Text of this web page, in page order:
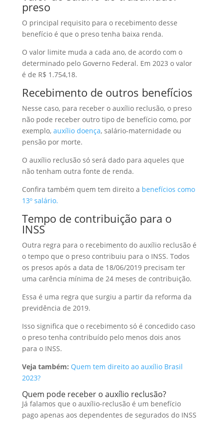
preso
O principal requisito para o recebimento desse
benefício é que o preso tenha baixa renda.
O valor limite muda a cada ano, de acordo com o
determinado pelo Governo Federal. Em 2023 o valor
é de R$ 1.754,18.
Recebimento de outros benefícios
Nesse caso, para receber o auxílio reclusão, o preso
não pode receber outro tipo de benefício como, por
exemplo, auxílio doença, salário-maternidade ou
pensão por morte.
O auxílio reclusão só será dado para aqueles que
não tenham outra fonte de renda.
Confira também quem tem direito a benefícios como
13º salário.
Tempo de contribuição para o
INSS
Outra regra para o recebimento do auxílio reclusão é
o tempo que o preso contribuiu para o INSS. Todos
os presos após a data de 18/06/2019 precisam ter
uma carência mínima de 24 meses de contribuição.
Essa é uma regra que surgiu a partir da reforma da
previdência de 2019.
Isso significa que o recebimento só é concedido caso
o preso tenha contribuído pelo menos dois anos
para o INSS.
Veja também: Quem tem direito ao auxílio Brasil
2023?
Quem pode receber o auxílio reclusão?
Já falamos que o auxílio-reclusão é um benefício
pago apenas aos dependentes de segurados do INSS